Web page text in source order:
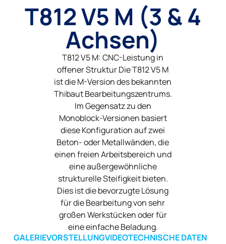
T812 V5 M (3 & 4
Achsen)
T812 V5 M: CNC-Leistung in
offener Struktur Die T812 V5 M
ist die M-Version des bekannten
Thibaut Bearbeitungszentrums.
Im Gegensatz zu den
Monoblock-Versionen basiert
diese Konfiguration auf zwei
Beton- oder Metallwänden, die
einen freien Arbeitsbereich und
eine außergewöhnliche
strukturelle Steifigkeit bieten.
Dies ist die bevorzugte Lösung
für die Bearbeitung von sehr
großen Werkstücken oder für
eine einfache Beladung.
GALERIEVORSTELLUNGVIDEOTECHNISCHE DATEN